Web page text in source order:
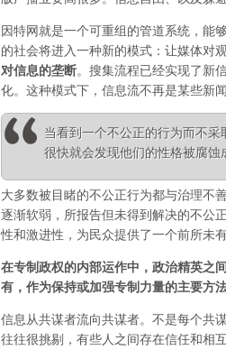
因特网就是一个可重组的管道系统，能
的社会将进入一种新的模式：让媒体对
对信息的垄断。 搜集流程已经实现了新
化。这种模式下，信息流不再是某些新
当看到一个不公正的行为而不
很快就会发现他们的性格被腐
大多数被目睹的不公正行为都与治理不
逐渐软弱，所报告但未得到解决的不公
性和激进性，为民众提供了一个前所未
在专制政权的内部运作中，政治精英之
有，作为保持或加强专制力量的主要方法
信息从共谋者流向共谋者。不是每个共
往往很挑剔，有些人之间存在信任和相